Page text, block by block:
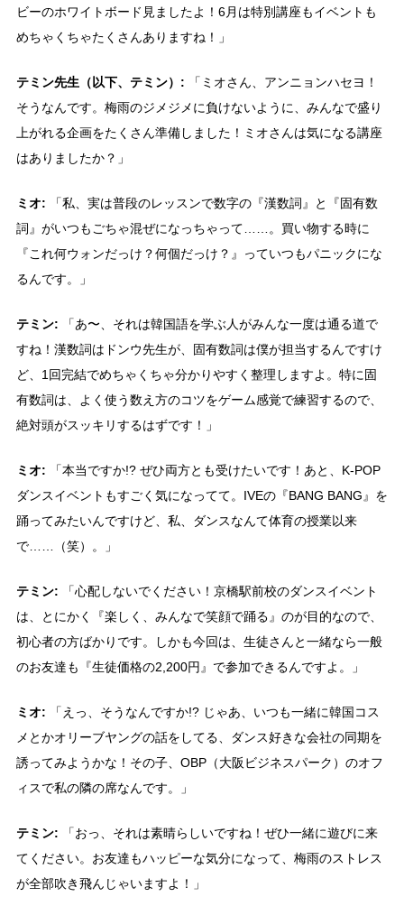
ビーのホワイトボード見ましたよ！6月は特別講座もイベントも
めちゃくちゃたくさんありますね！」
テミン先生（以下、テミン）: 「ミオさん、アンニョンハセヨ！
そうなんです。梅雨のジメジメに負けないように、みんなで盛り
上がれる企画をたくさん準備しました！ミオさんは気になる講座
はありましたか？」
ミオ: 「私、実は普段のレッスンで数字の『漢数詞』と『固有数
詞』がいつもごちゃ混ぜになっちゃって……。買い物する時に
『これ何ウォンだっけ？何個だっけ？』っていつもパニックにな
るんです。」
テミン: 「あ〜、それは韓国語を学ぶ人がみんな一度は通る道で
すね！漢数詞はドンウ先生が、固有数詞は僕が担当するんですけ
ど、1回完結でめちゃくちゃ分かりやすく整理しますよ。特に固
有数詞は、よく使う数え方のコツをゲーム感覚で練習するので、
絶対頭がスッキリするはずです！」
ミオ: 「本当ですか!? ぜひ両方とも受けたいです！あと、K-POP
ダンスイベントもすごく気になってて。IVEの『BANG BANG』を
踊ってみたいんですけど、私、ダンスなんて体育の授業以来
で……（笑）。」
テミン: 「心配しないでください！京橋駅前校のダンスイベント
は、とにかく『楽しく、みんなで笑顔で踊る』のが目的なので、
初心者の方ばかりです。しかも今回は、生徒さんと一緒なら一般
のお友達も『生徒価格の2,200円』で参加できるんですよ。」
ミオ: 「えっ、そうなんですか!? じゃあ、いつも一緒に韓国コス
メとかオリーブヤングの話をしてる、ダンス好きな会社の同期を
誘ってみようかな！その子、OBP（大阪ビジネスパーク）のオフ
ィスで私の隣の席なんです。」
テミン: 「おっ、それは素晴らしいですね！ぜひ一緒に遊びに来
てください。お友達もハッピーな気分になって、梅雨のストレス
が全部吹き飛んじゃいますよ！」